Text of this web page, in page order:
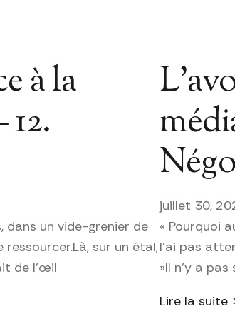
à la
dans un vide-grenier de
ressourcer.Là, sur un étal,
de l’œil
juillet 30,
« Pourquoi
l’ai pas
»Il n’y a
Lire la suite